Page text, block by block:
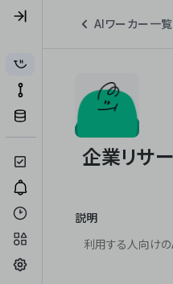
AIワーカー一覧
説明